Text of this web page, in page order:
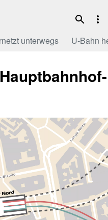
unterwegs U-Bahn